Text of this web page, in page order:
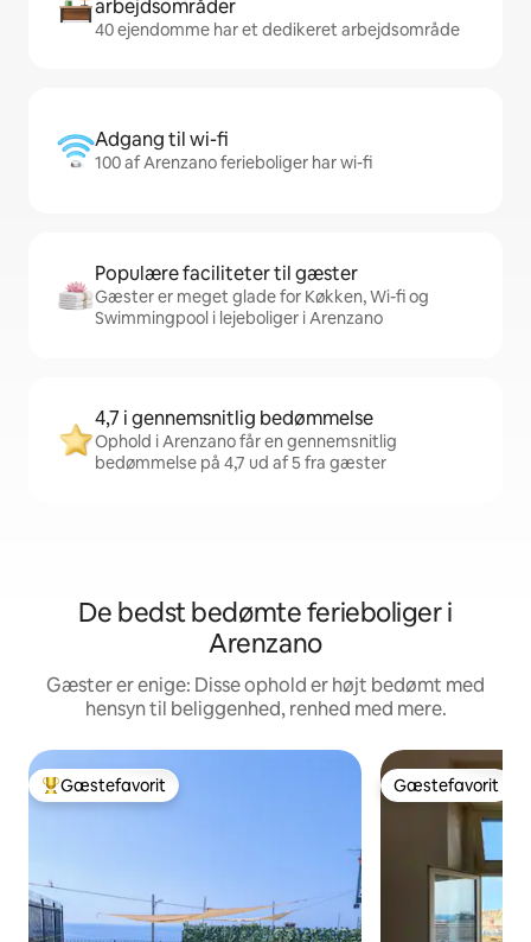
arbejdsområder
40 ejendomme har et dedikeret arbejdsområde
Adgang til wi-fi
100 af Arenzano ferieboliger har wi-fi
Populære faciliteter til gæster
Gæster er meget glade for Køkken, Wi-fi og
Swimmingpool i lejeboliger i Arenzano
4,7 i gennemsnitlig bedømmelse
Ophold i Arenzano får en gennemsnitlig
bedømmelse på 4,7 ud af 5 fra gæster
De bedst bedømte ferieboliger i
Arenzano
Gæster er enige: Disse ophold er højt bedømt med
hensyn til beliggenhed, renhed med mere.
Bedste gæstefavorit
Gæstefavorit Gæstefavorit
Gæstefavorit